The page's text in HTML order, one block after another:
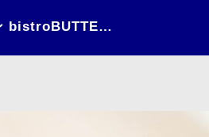
日々の情景（2022）〜洋食とワイン bistroBUTTER〜